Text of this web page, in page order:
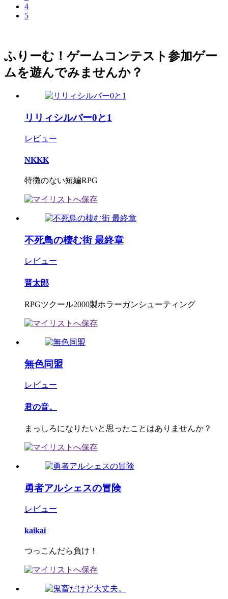
4
5
ふりーむ！ゲームコンテスト参加ゲー
ムを遊んでみませんか？
リリィシルバー0と1
レビュー
NKKK
特徴のない短編RPG
不死鳥の棲む街 最終章
レビュー
晋太郎
RPGツクール2000製ホラーガンシューティング
無色同盟
レビュー
君の音。
まっしろになりたいと思ったことはありませんか？
勇者アルシェスの冒険
レビュー
kaikai
つっこんだら負け！